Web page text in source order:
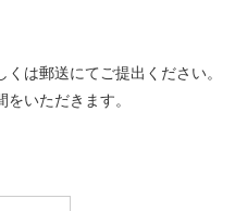
は郵送にてご提出ください。
いただきます。